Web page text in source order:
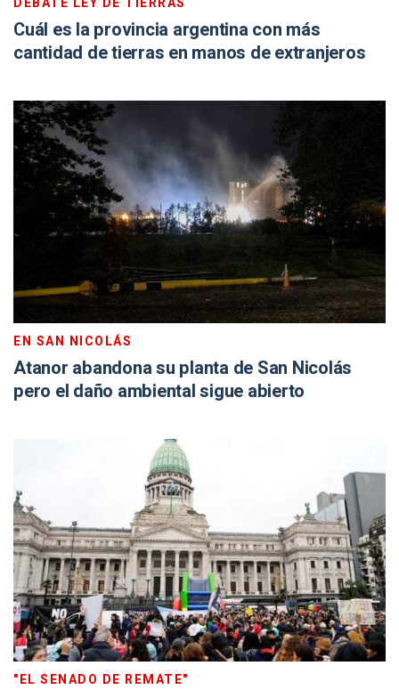
Cuál es la provincia argentina con más
cantidad de tierras en manos de extranjeros
EN SAN NICOLÁS
Atanor abandona su planta de San Nicolás
pero el daño ambiental sigue abierto
"EL SENADO DE REMATE"